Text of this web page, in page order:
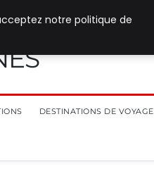
DESTINATIONS DE VOYAGE
notre politique de